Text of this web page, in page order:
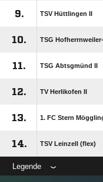
9. TSV Hüttlingen II
10. TSG Hofherrnweiler-
11. TSG Abtsgmünd II
12. TV Herlikofen II
13. 1. FC Stern
14. TSV Leinzell (flex)
Legende